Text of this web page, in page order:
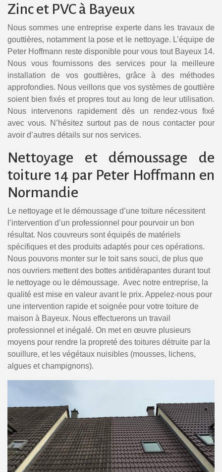
Zinc et PVC à Bayeux
Nous sommes une entreprise experte dans les travaux de
gouttières, notamment la pose et le nettoyage. L’équipe de
Peter Hoffmann reste disponible pour vous tout Bayeux 14.
Nous vous fournissons des services pour la meilleure
installation de vos gouttières, grâce à des méthodes
approfondies. Nous veillons que vos systèmes de gouttière
soient bien fixés et propres tout au long de leur utilisation.
Nous intervenons rapidement dès un rendez-vous fixé
avec vous. N’hésitez surtout pas de nous contacter pour
avoir d’autres détails sur nos services.
Nettoyage et démoussage de
toiture 14 par Peter Hoffmann en
Normandie
Le nettoyage et le démoussage d’une toiture nécessitent
l’intervention d’un professionnel pour pourvoir un bon
résultat. Nos couvreurs sont équipés de matériels
spécifiques et des produits adaptés pour ces opérations.
Nous pouvons monter sur le toit sans souci, de plus que
nos ouvriers mettent des bottes antidérapantes durant tout
le nettoyage ou le démoussage. Avec notre entreprise, la
qualité est mise en valeur avant le prix. Appelez-nous pour
une intervention rapide et soignée pour votre toiture de
maison à Bayeux. Nous effectuerons un travail
professionnel et inégalé. On met en œuvre plusieurs
moyens pour rendre la propreté des toitures détruite par la
souillure, et les végétaux nuisibles (mousses, lichens,
algues et champignons).